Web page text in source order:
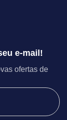
e-mail!
ofertas de